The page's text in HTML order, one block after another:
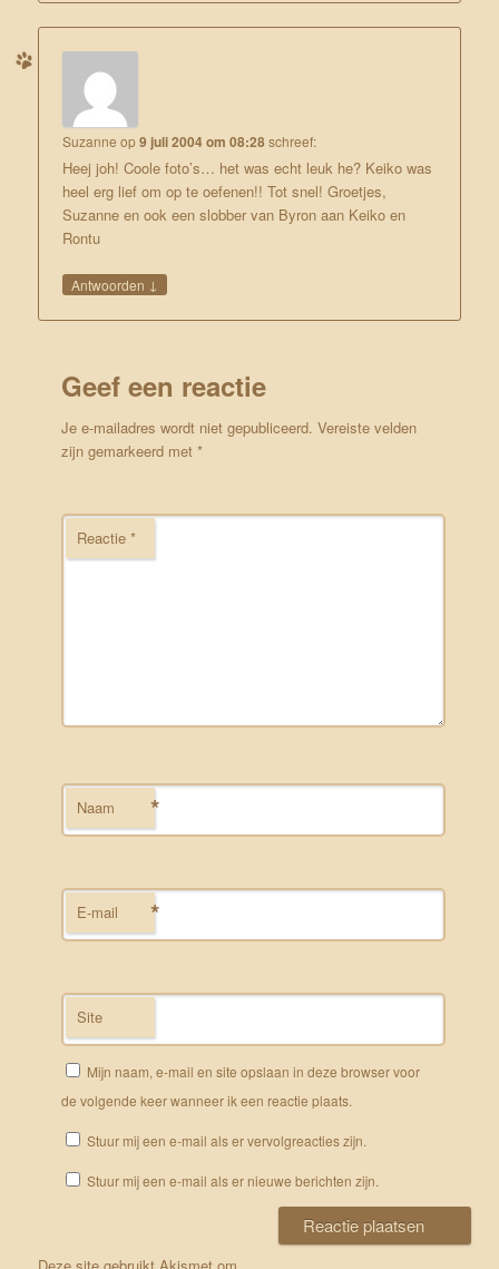
Suzanne op9 juli 2004 om 08:28schreef:
Heej joh! Coole foto’s… het was echt leuk he? Keiko was
heel erg lief om op te oefenen!! Tot snel! Groetjes,
Suzanne en ook een slobber van Byron aan Keiko en
Rontu
Antwoorden ↓
Geef een reactie
Je e-mailadres wordt niet gepubliceerd. Vereiste velden
zijn gemarkeerd met*
Reactie*
Naam *
E-mail *
Site
Mijn naam, e-mail en site opslaan in deze browser voor
de volgende keer wanneer ik een reactie plaats.
Stuur mij een e-mail als er vervolgreacties zijn.
Stuur mij een e-mail als er nieuwe berichten zijn.